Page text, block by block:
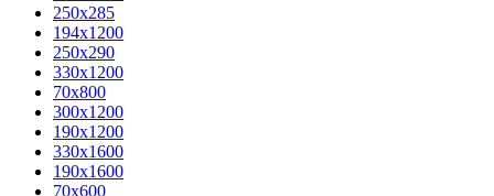
250x285
194x1200
250x290
330x1200
70x800
300x1200
190x1200
330x1600
190x1600
70x600